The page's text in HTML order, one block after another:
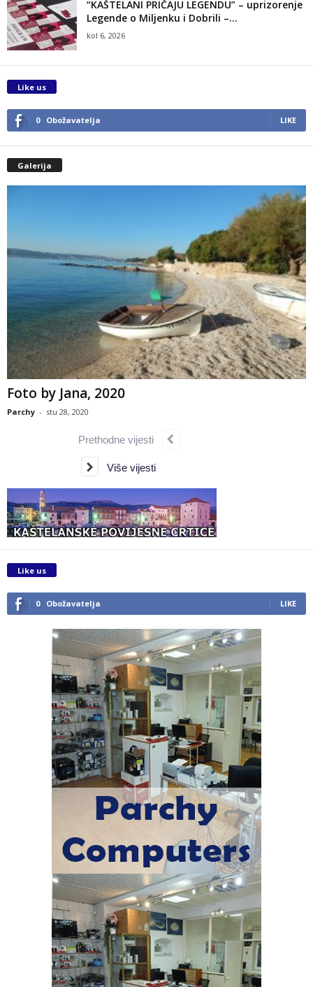
“KAŠTELANI PRIČAJU LEGENDU” – uprizorenje
Legende o Miljenku i Dobrili –...
kol 6, 2026
Like us
0 Obožavatelja LIKE
Galerija
Foto by Jana, 2020
Parchy - stu 28, 2020
Prethodne vijesti
Više vijesti
Like us
0 Obožavatelja LIKE